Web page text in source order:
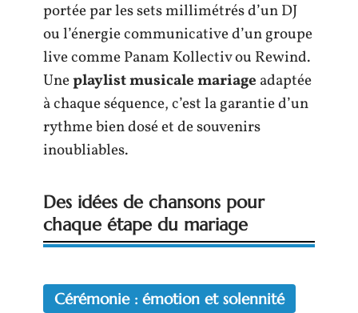
portée par les sets millimétrés d’un DJ
ou l’énergie communicative d’un groupe
live comme Panam Kollectiv ou Rewind.
Uneplaylist musicale mariage adaptée
à chaque séquence, c’est la garantie d’un
rythme bien dosé et de souvenirs
inoubliables.
Des idées de chansons pour
chaque étape du mariage
Cérémonie : émotion et solennité